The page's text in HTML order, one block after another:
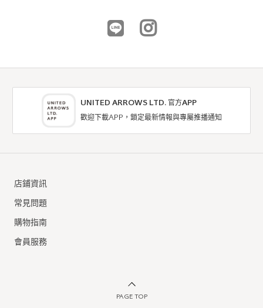
NTD1,480
UNITED ARROWS LTD. 官方APP
歡迎下載APP，鎖定最新情報與專屬推播通知
店鋪資訊
常見問題
購物指南
會員服務
PAGE TOP